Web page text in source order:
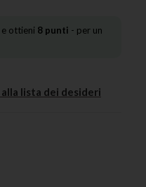
ottieni 8 punti - per un
lista dei desideri